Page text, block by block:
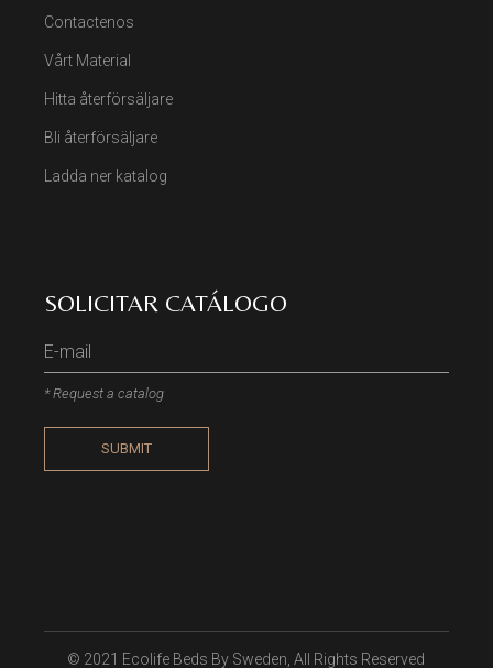
Contactenos
Vårt Material
Hitta återförsäljare
Bli återförsäljare
Ladda ner katalog
SOLICITAR CATÁLOGO
* Request a catalog
SUBMIT
© 2021 Ecolife Beds By Sweden , All Rights Reserved